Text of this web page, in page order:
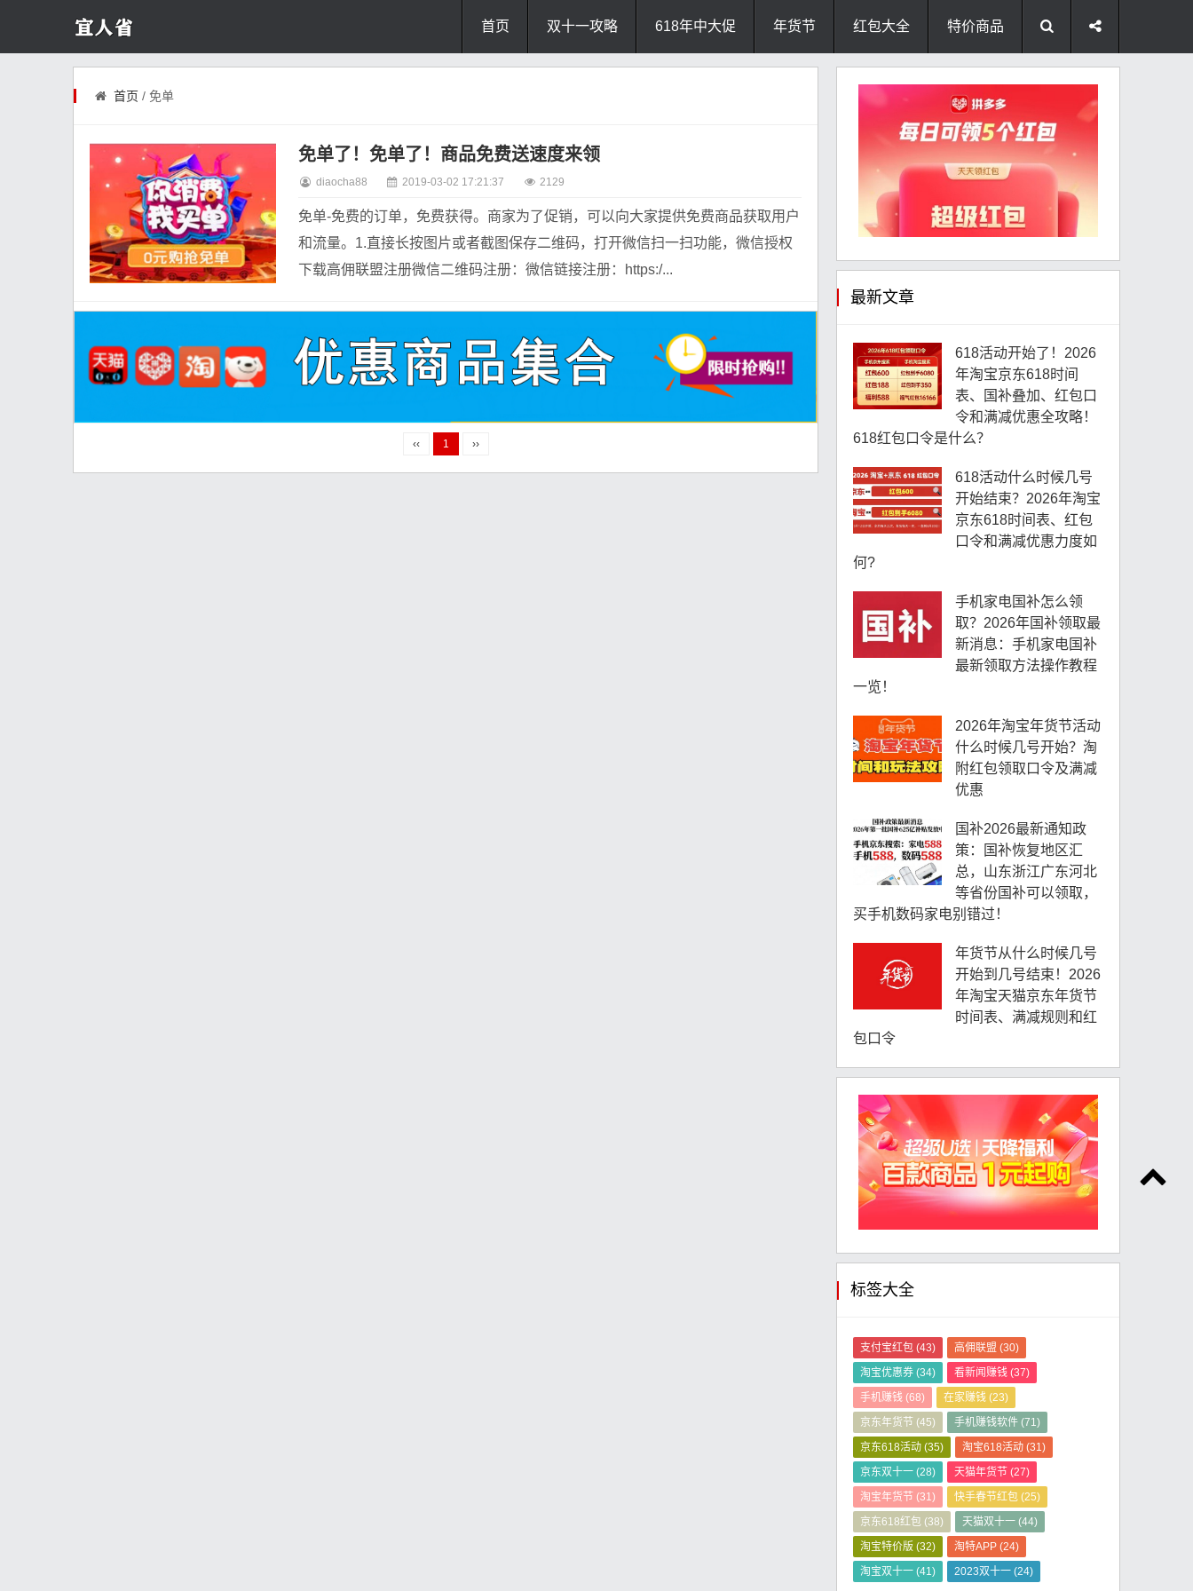
首页 双十一攻略 618年中大促 年货节 红包大全 特价商品
首页 / 免单
免单了！免单了！商品免费送速度来领
diaocha88 2019-03-02 17:21:37 2129
免单-免费的订单，免费获得。商家为了促销，可以向大家提供免费商品获取用户
和流量。1.直接长按图片或者截图保存二维码，打开微信扫一扫功能，微信授权
下载高佣联盟注册微信二维码注册：微信链接注册：https:/...
‹‹ 1 ››
最新文章
618活动开始了！2026
年淘宝京东618时间
表、国补叠加、红包口
令和满减优惠全攻略！
618红包口令是什么？
618活动什么时候几号
开始结束？2026年淘宝
京东618时间表、红包
口令和满减优惠力度如
何?
手机家电国补怎么领
取？2026年国补领取最
新消息：手机家电国补
最新领取方法操作教程
一览！
2026年淘宝年货节活动
什么时候几号开始？淘
附红包领取口令及满减
优惠
国补2026最新通知政
策：国补恢复地区汇
总，山东浙江广东河北
等省份国补可以领取，
买手机数码家电别错过！
年货节从什么时候几号
开始到几号结束！2026
年淘宝天猫京东年货节
时间表、满减规则和红
包口令
标签大全
支付宝红包 (43) 高佣联盟 (30)
淘宝优惠券 (34) 看新闻赚钱 (37)
手机赚钱 (68) 在家赚钱 (23)
京东年货节 (45) 手机赚钱软件 (71)
京东618活动 (35) 淘宝618活动 (31)
京东双十一 (28) 天猫年货节 (27)
淘宝年货节 (31) 快手春节红包 (25)
京东618红包 (38) 天猫双十一 (44)
淘宝特价版 (32) 淘特APP (24)
淘宝双十一 (41) 2023双十一 (24)